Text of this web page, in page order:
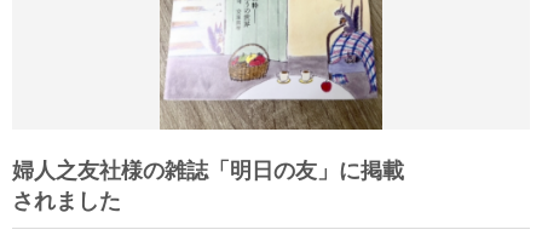
婦人之友社様の雑誌「明日の友」に掲載
されました